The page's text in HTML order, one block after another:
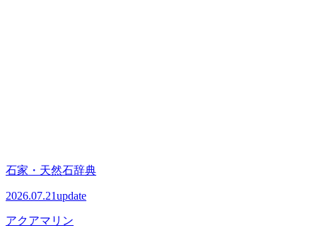
石家・天然石辞典
2026.07.21update
アクアマリン